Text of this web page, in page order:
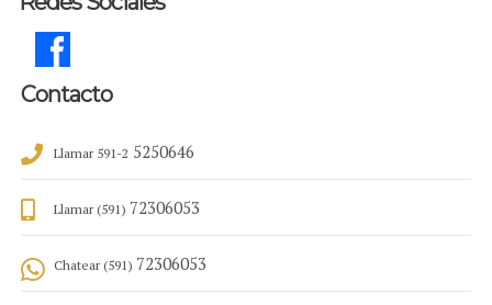
Contacto
Llamar 591-2 5250646
Llamar (591) 72306053
Chatear (591) 72306053